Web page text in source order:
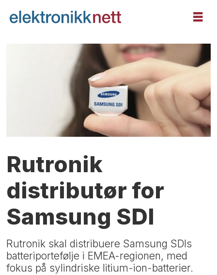
Rutronik
distributør for
Samsung SDI
Rutronik skal distribuere Samsung SDIs
batteriportefølje i EMEA-regionen, med
fokus på sylindriske litium-ion-batterier.